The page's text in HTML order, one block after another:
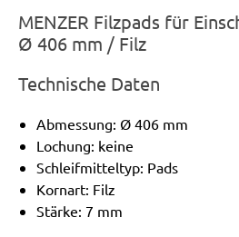
MENZER Filzpads für
Ø 406 mm / Filz
Technische Daten
Abmessung: Ø 406 mm
Lochung: keine
Schleifmitteltyp: Pads
Kornart: Filz
Stärke: 7 mm